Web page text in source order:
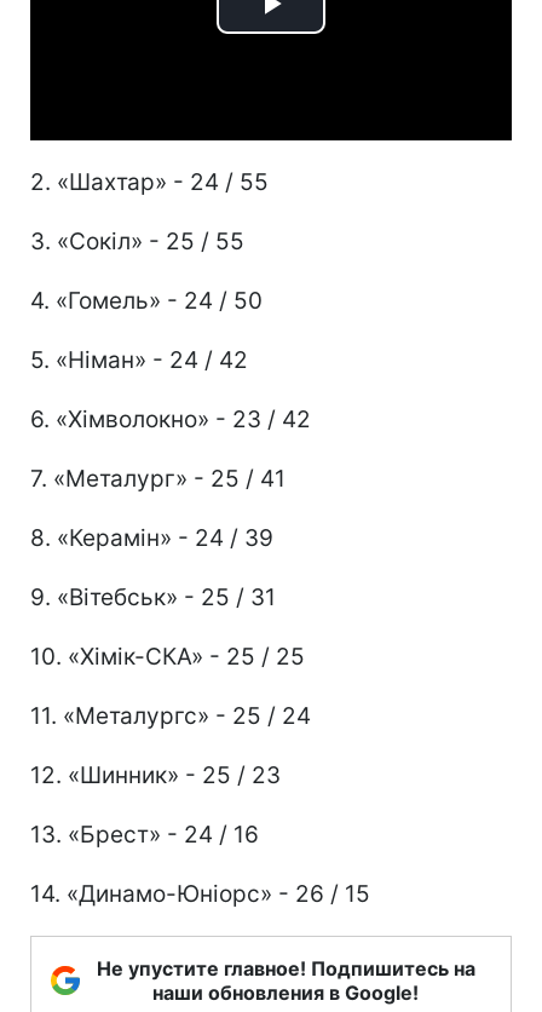
Play
2. «Шахтар» - 24 / 55
3. «Сокіл» - 25 / 55
4. «Гомель» - 24 / 50
5. «Німан» - 24 / 42
6. «Хімволокно» - 23 / 42
7. «Металург» - 25 / 41
8. «Керамін» - 24 / 39
9. «Вітебськ» - 25 / 31
10. «Хімік-СКА» - 25 / 25
11. «Металургс» - 25 / 24
12. «Шинник» - 25 / 23
13. «Брест» - 24 / 16
14. «Динамо-Юніорс» - 26 / 15
Не упустите главное! Подпишитесь на
наши обновления в Google!